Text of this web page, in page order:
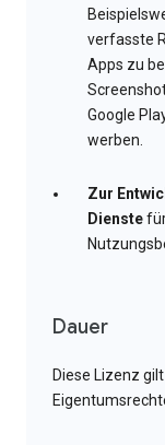
verfasste
Apps zu
Google
werben.
Zur
Dienste
Dauer
Diese Lizenz